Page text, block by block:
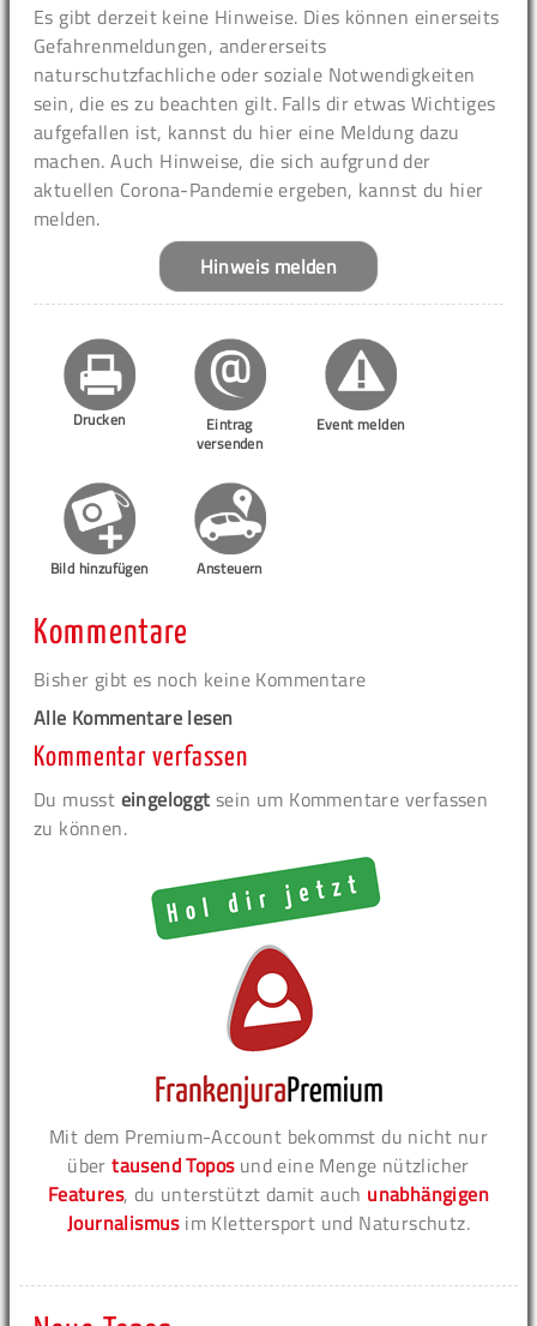
Es gibt derzeit keine Hinweise. Dies können einerseits
Gefahrenmeldungen, andererseits
naturschutzfachliche oder soziale Notwendigkeiten
sein, die es zu beachten gilt. Falls dir etwas Wichtiges
aufgefallen ist, kannst du hier eine Meldung dazu
machen. Auch Hinweise, die sich aufgrund der
aktuellen Corona-Pandemie ergeben, kannst du hier
melden.
Hinweis melden
Drucken
Eintrag
versenden
Event melden
Bild hinzufügen Ansteuern
Kommentare
Bisher gibt es noch keine Kommentare
Alle Kommentare lesen
Kommentar verfassen
Du musst eingeloggt sein um Kommentare verfassen
zu können.
Mit dem Premium-Account bekommst du nicht nur
übertausend Toposund eine Menge nützlicher
Features, du unterstützt damit auch unabhängigen
Journalismusim Klettersport und Naturschutz.